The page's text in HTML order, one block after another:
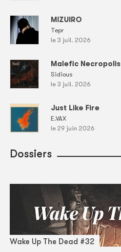
MIZUIRO
Tepr
le 3 juil. 2026
Malefic Necropolis
Sidious
le 3 juil. 2026
Just Like Fire
E.VAX
le 29 juin 2026
Dossiers
Wake Up The Dead #32